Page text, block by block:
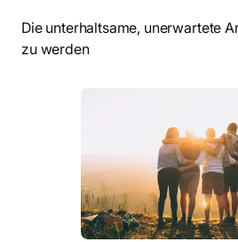
Die unterhaltsame, unerwartete
zu werden